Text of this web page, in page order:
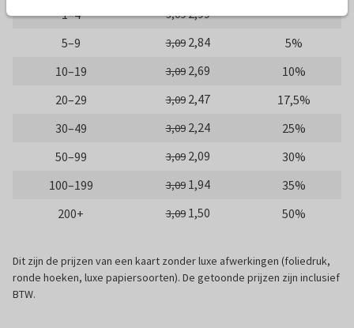
1–4 3,092,99
5–9
3,09 2,84
5%
10–19
3,09 2,69
10%
20–29
3,09 2,47
17,5%
30–49
3,09 2,24
25%
50–99
3,09 2,09
30%
100–199
3,09 1,94
35%
200+
3,09 1,50 50%
Dit zijn de prijzen van een kaart zonder luxe afwerkingen (foliedruk,
ronde hoeken, luxe papiersoorten). De getoonde prijzen zijn inclusief
BTW.